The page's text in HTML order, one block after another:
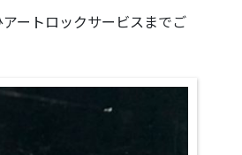
ートロックサービスまでご